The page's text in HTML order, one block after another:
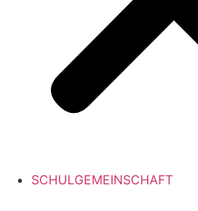
SCHULGEMEINSCHAFT